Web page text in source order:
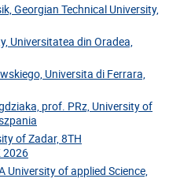
Georgian Technical University,
Universitatea din Oradea,
Universita di Ferrara,
prof. PRz, University of
of Zadar, 8TH
2026
University of applied Science,